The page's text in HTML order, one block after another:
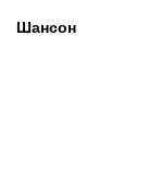
Шансон